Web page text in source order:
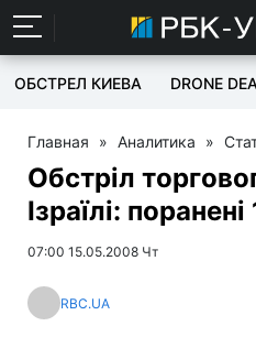
ОБСТРЕЛ КИЕВА DRONE
Главная » Аналитика »
Обстріл
Ізраїлі:
07:00 15.05.2008 Чт
RBC.UA